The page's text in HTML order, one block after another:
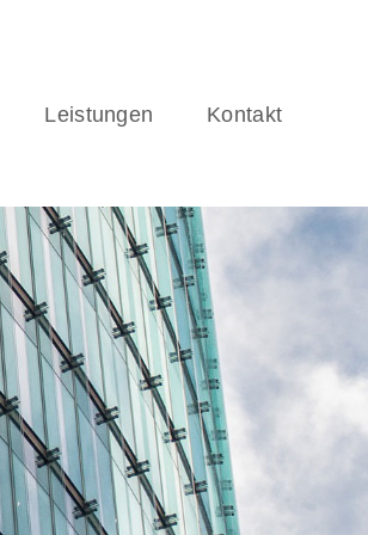
Leistungen Kontakt